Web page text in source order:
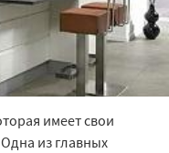
имеет свои
из главных